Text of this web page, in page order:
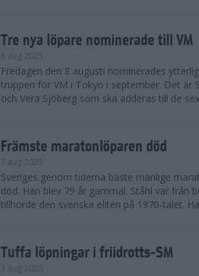
Tre nya löpare nominerade till VM
8 aug 2025
Fredagen den 8 augusti nominerades
truppen för VM i Tokyo i september. Det är
och Vera Sjöberg som ska adderas till de
Främste maratonlöparen död
7 aug 2025
Sveriges genom tiderna bäste manlige
död. Han blev 79 år gammal. Ståhl var från
tillhörde den svenska eliten på 1970-talet.
Tuffa löpningar i friidrotts-SM
3 aug 2025